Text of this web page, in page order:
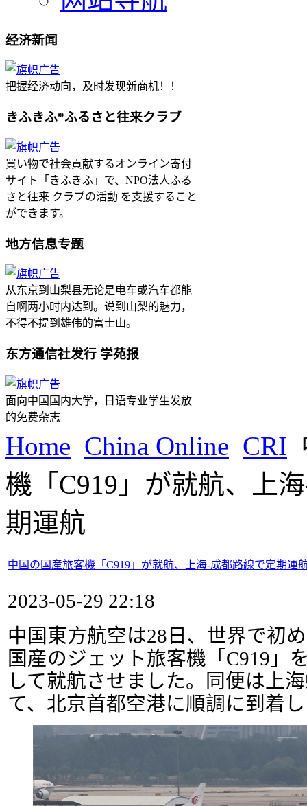
经济新闻
把握经济动向，及时发现新商机！！
きふきふ*ふるさと往来クラブ
買い物で社会貢献するオンライン寄付
サイト「きふきふ」で、NPO法人ふる
さと往来 クラブの活動 を支援すること
ができます。
地方信息专题
从东京到山梨县无论是电车或汽车都能
自啊两小时内达到。说到山梨的魅力，
不得不提到雄伟的富士山。
东方通信社发行 学苑报
面向中国国内大学，日语专业学生发放
的免费杂志
Home China Online CRI
機「C919」が就航、上
期運航
中国の国産旅客機「C919」が就航、上海-成都路線で定期運
2023-05-29 22:18
中国東方航空は28日、世界で初
国産のジェット旅客機「C919」
して就航させました。同便は上
て、北京首都空港に順調に到着